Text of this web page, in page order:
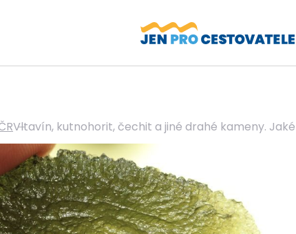
Vltavín, kutnohorit, čechit a jiné drahé kameny.